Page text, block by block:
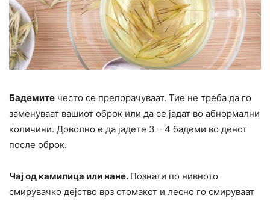
Бадемите често се препорачуваат. Тие не треба да го
заменуваат вашиот оброк или да се јадат во абнормални
количини. Доволно е да јадете 3 – 4 бадеми во денот
после оброк.
Чај од камилица или нане. Познати по нивното
смирувачко дејство врз стомакот и лесно го смируваат